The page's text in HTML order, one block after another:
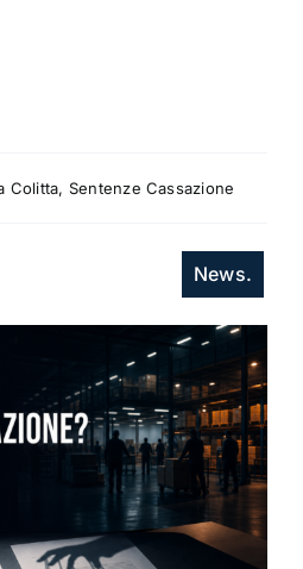
Colitta, Sentenze Cassazione
News.